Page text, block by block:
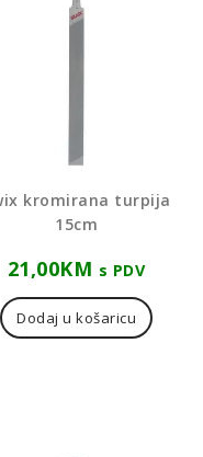
kromirana turpija
15cm
21,00KM s PDV
Dodaj u košaricu